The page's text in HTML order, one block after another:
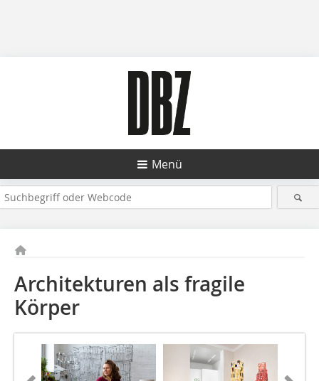
Menü
Architekturen als fragile
Körper